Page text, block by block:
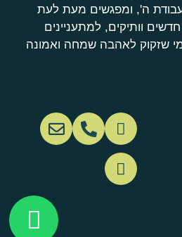
ה', ומפגשים מעת לעת
וותיקים, למתעניינים
שזקוק לאהבה שמחה ואמונה